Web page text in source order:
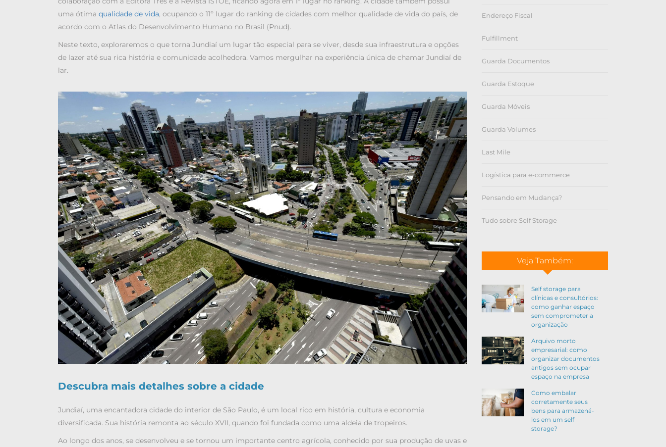
uma ótima qualidade de vida, ocupando o 11º lugar do ranking de cidades com melhor qualidade de vida do país, de
acordo com o Atlas do Desenvolvimento Humano no Brasil (Pnud).
Neste texto, exploraremos o que torna Jundiaí um lugar tão especial para se viver, desde sua infraestrutura e opções
de lazer até sua rica história e comunidade acolhedora. Vamos mergulhar na experiência única de chamar Jundiaí de
lar.
Descubra mais detalhes sobre a cidade
Jundiaí, uma encantadora cidade do interior de São Paulo, é um local rico em história, cultura e economia
diversificada. Sua história remonta ao século XVII, quando foi fundada como uma aldeia de tropeiros.
Ao longo dos anos, se desenvolveu e se tornou um importante centro agrícola, conhecido por sua produção de uvas e
Endereço Fiscal
Fulfillment
Guarda Documentos
Guarda Estoque
Guarda Móveis
Guarda Volumes
Last Mile
Logística para e-commerce
Pensando em Mudança?
Tudo sobre Self Storage
Veja Também:
Self storage para
clínicas e consultórios:
como ganhar espaço
sem comprometer a
organização
Arquivo morto
empresarial: como
organizar documentos
antigos sem ocupar
espaço na empresa
Como embalar
corretamente seus
bens para armazená-
los em um self
storage?